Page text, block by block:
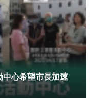
中心希望市長加速